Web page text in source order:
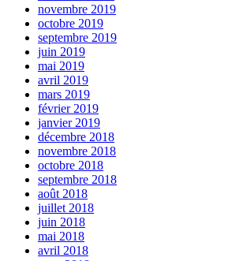
novembre 2019
octobre 2019
septembre 2019
juin 2019
mai 2019
avril 2019
mars 2019
février 2019
janvier 2019
décembre 2018
novembre 2018
octobre 2018
septembre 2018
août 2018
juillet 2018
juin 2018
mai 2018
avril 2018